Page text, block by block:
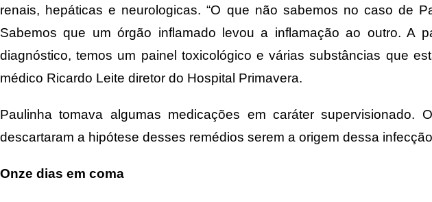
renais, hepáticas e neurologicas. “O que não sabemos no caso de
Sabemos que um órgão inflamado levou a inflamação ao outro. A
diagnóstico, temos um painel toxicológico e várias substâncias que
médico Ricardo Leite diretor do Hospital Primavera.
Paulinha tomava algumas medicações em caráter
descartaram a hipótese desses remédios serem a origem dessa
Onze dias em coma